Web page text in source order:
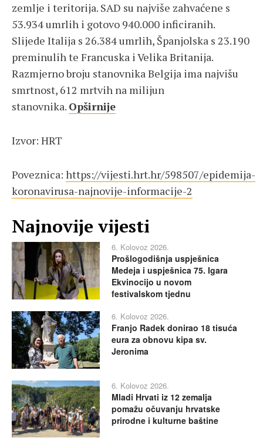
zemlje i teritorija. SAD su najviše zahvaćene s
53.934 umrlih i gotovo 940.000 inficiranih.
Slijede Italija s 26.384 umrlih, Španjolska s 23.190
preminulih te Francuska i Velika Britanija.
Razmjerno broju stanovnika Belgija ima najvišu
smrtnost, 612 mrtvih na milijun
stanovnika. Opširnije
Izvor: HRT
Poveznica: https://vijesti.hrt.hr/598507/epidemija-
koronavirusa-najnovije-informacije-2
Najnovije vijesti
6. Kolovoz 2026.
Prošlogodišnja uspješnica
Medeja i uspješnica 75. Igara
Ekvinocijo u novom
festivalskom tjednu
6. Kolovoz 2026.
Franjo Radek donirao 18 tisuća
eura za obnovu kipa sv.
Jeronima
6. Kolovoz 2026.
Mladi Hrvati iz 12 zemalja
pomažu očuvanju hrvatske
prirodne i kulturne baštine